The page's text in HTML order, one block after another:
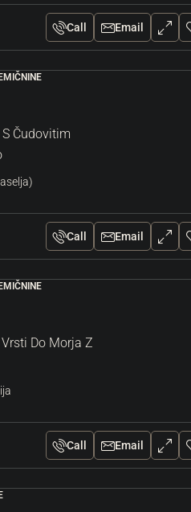
Call Email
Čudovitim
Call Email
Do Morja Z
Call Email